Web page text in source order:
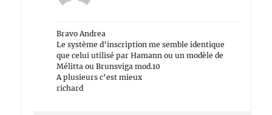
Bravo Andrea
Le système d’inscription me semble identique
que celui utilisé par Hamann ou un modèle de
Mélitta ou Brunsviga mod.10
A plusieurs c’est mieux
richard